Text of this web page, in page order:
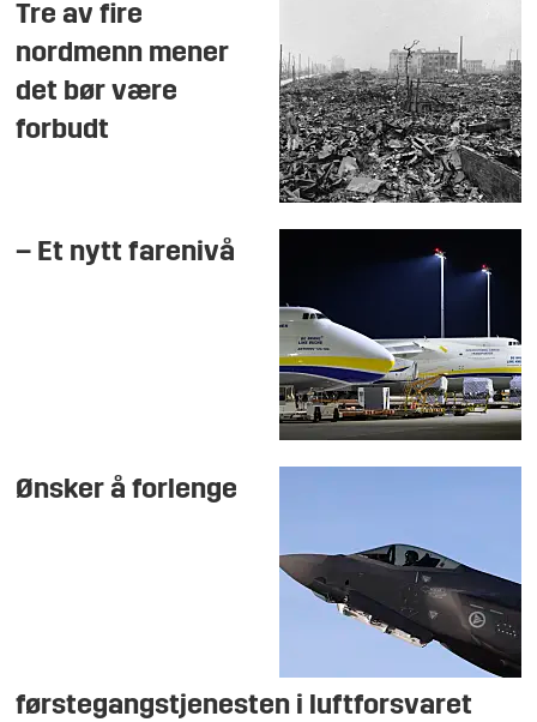
Tre av fire
nordmenn mener
det bør være
forbudt
– Et nytt farenivå
Ønsker å forlenge
førstegangstjenesten i luftforsvaret